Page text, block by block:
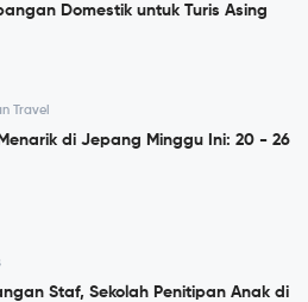
Domestik untuk Turis Asing
Travel
di Jepang Minggu Ini: 20 - 26
Staf, Sekolah Penitipan Anak di